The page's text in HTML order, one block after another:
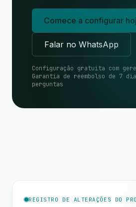
Comece a configurar
Falar no WhatsApp
Configuração gratuita com
Garantia de reembolso de 7
perguntas
REGISTRO DE ALTERAÇÕES DO